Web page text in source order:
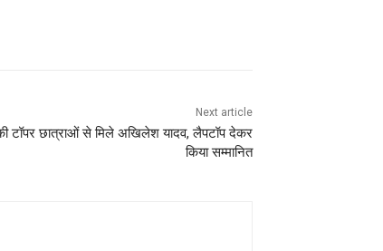
Next article
टॉपर छात्राओं से मिले अखिलेश यादव, लैपटॉप देकर
किया सम्मानित